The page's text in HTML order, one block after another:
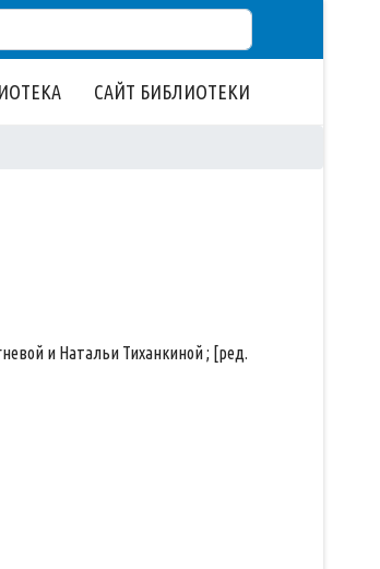
САЙТ БИБЛИОТЕКИ
и Натальи Тиханкиной ; [ред.